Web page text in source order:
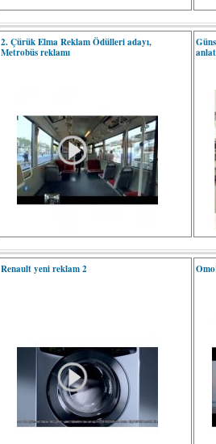
2. Çürük Elma Reklam Ödülleri adayı,
Metrobüs reklamı
Renault yeni reklam 2